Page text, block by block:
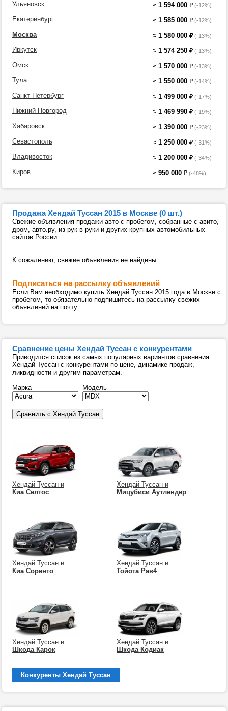
Ульяновск ≈ 1 594 000 ₽ (-12%)
Екатеринбург ≈ 1 585 000 ₽ (-12%)
Москва ≈ 1 580 000 ₽(-13%)
Иркутск ≈ 1 574 250 ₽ (-13%)
Омск ≈ 1 570 000 ₽ (-13%)
Тула ≈ 1 550 000 ₽ (-14%)
Санкт-Петербург ≈ 1 499 000 ₽ (-17%)
Нижний Новгород ≈ 1 469 990 ₽ (-19%)
Хабаровск ≈ 1 390 000 ₽ (-23%)
Севастополь ≈ 1 250 000 ₽ (-31%)
Владивосток ≈ 1 200 000 ₽ (-34%)
Киров ≈ 950 000 ₽ (-48%)
Продажа Хендай Туссан 2015 в Москве (0 шт.)
Свежие объявления продажи авто с пробегом, собранные с авито,
дром, авто.ру, из рук в руки и других крупных автомобильных
сайтов России.
К сожалению, свежие объявления не найдены.
Подписаться на рассылку объявлений
Если Вам необходимо купить Хендай Туссан 2015 года в Москве с
пробегом, то обязательно подпишитесь на рассылку свежих
объявлений на почту.
Сравнение цены Хендай Туссан с конкурентами
Приводится список из самых популярных вариантов сравнения
Хендай Туссан с конкурентами по цене, динамике продаж,
ликвидности и другим параметрам.
Марка
Модель
Хендай Туссан и
Киа Селтос
Хендай Туссан и
Мицубиси Аутлендер
Хендай Туссан и
Киа Соренто
Хендай Туссан и
Тойота Рав4
Хендай Туссан и
Шкода Карок
Хендай Туссан и
Шкода Кодиак
Конкуренты Хендай Туссан